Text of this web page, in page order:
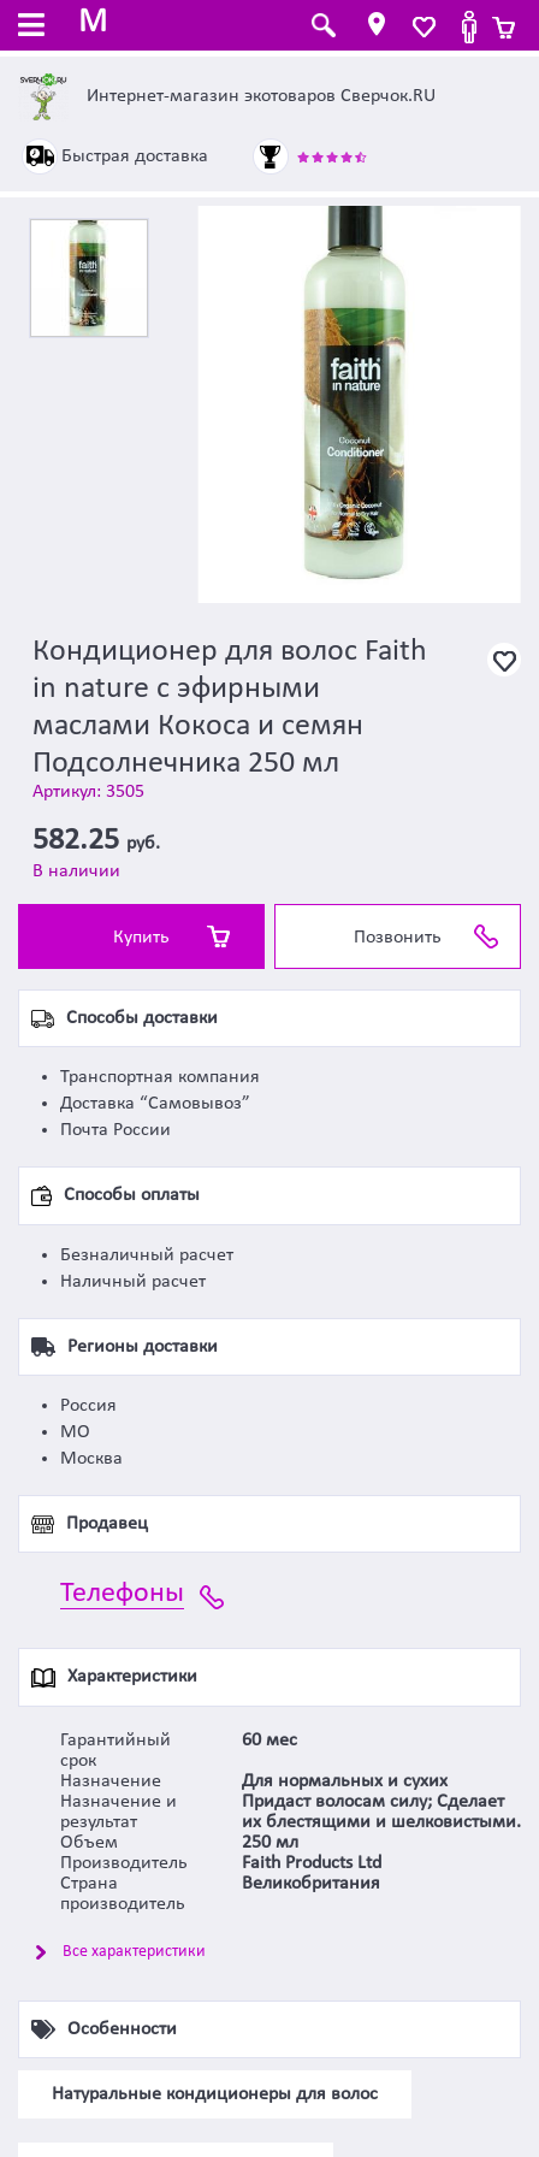
M
Интернет-магазин экотоваров Сверчок.RU
Быстрая доставка
Кондиционер для волос Faith
in nature с эфирными
маслами Кокоса и семян
Подсолнечника 250 мл
Артикул: 3505
582.25 руб.
В наличии
Купить Позвонить
Способы доставки
Транспортная компания
Доставка “Самовывоз”
Почта России
Способы оплаты
Безналичный расчет
Наличный расчет
Регионы доставки
Россия
МО
Москва
Продавец
Телефоны
Характеристики
Гарантийный
срок
60 мес
Назначение
Для нормальных и сухих
Назначение и
результат
Придаст волосам силу; Сделает
их блестящими и шелковистыми.
Объем
250 мл
Производитель
Faith Products Ltd
Страна
производитель
Великобритания
Все характеристики
Особенности
Натуральные кондиционеры для волос